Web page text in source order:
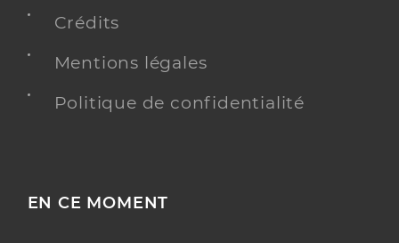
Crédits
Mentions légales
Politique de confidentialité
EN CE MOMENT